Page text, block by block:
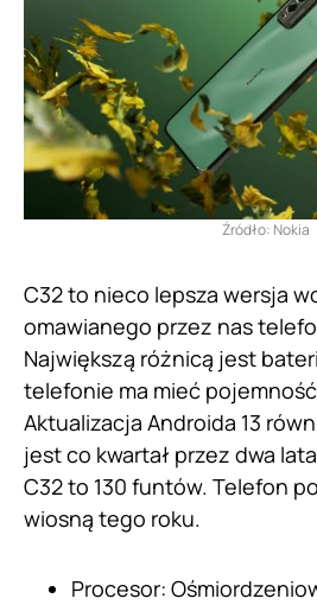
Źródło: Nokia
C32 to nieco lepsza wersja
omawianego przez nas
Największą różnicą jest
telefonie ma mieć
Aktualizacja Androida 13
jest co kwartał przez dwa
C32 to 130 funtów. Telefon
wiosną tego roku.
Procesor: